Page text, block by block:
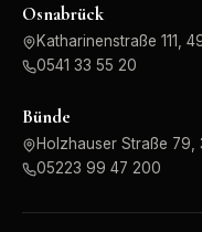
Osnabrück
Katharinenstraße 111,
0541 33 55 20
Bünde
Holzhauser Straße 79,
05223 99 47 200